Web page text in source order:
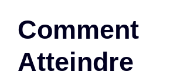
Comment
Atteindre